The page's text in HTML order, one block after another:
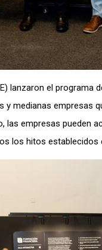
lanzaron el
y medianas empresas
empresas pueden
los hitos